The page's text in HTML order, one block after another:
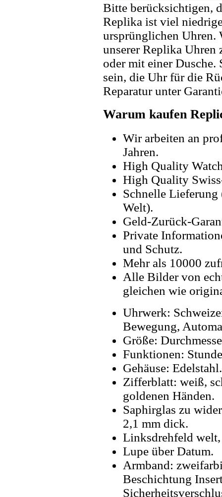
Bitte berücksichtigen,
Replika ist viel
ursprünglichen Uhren.
unserer Replika Uhren
oder mit einer
sein, die Uhr für die
Reparatur unter
Warum kaufen
Wir arbeiten an
Jahren.
High Quality
High Quality
Schnelle Lieferung
Welt).
Geld-Zurück-
Private
und Schutz.
Mehr als 10000
Alle Bilder von
gleichen wie
Uhrwerk:
Bewegung,
Größe:
Funktionen:
Gehäuse: Edelstahl.
Zifferblatt: weiß,
goldenen Händen.
Saphirglas zu
2,1 mm dick.
Linksdrehfeld
Lupe über Datum.
Armband:
Beschichtung